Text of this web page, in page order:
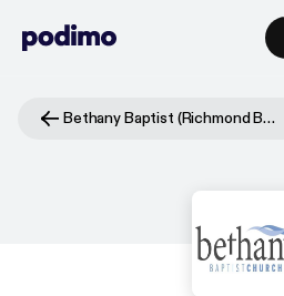
Bethany Baptist (Richmond BC) Recent Sermons